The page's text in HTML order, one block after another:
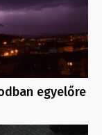
egyelőre